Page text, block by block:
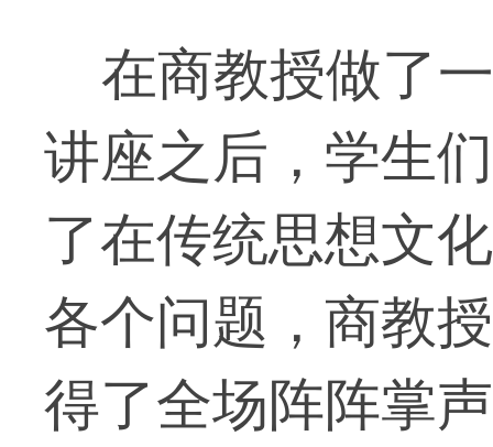
在商教授做了
讲座之后，学生
了在传统思想文
各个问题，商教
得了全场阵阵掌